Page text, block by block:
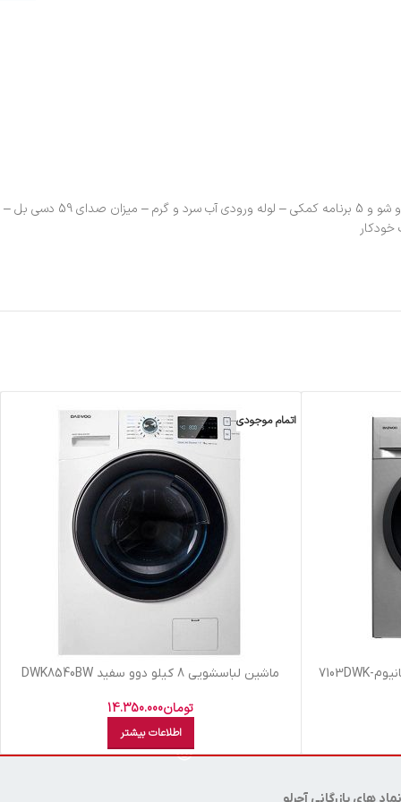
موتور پرقدرت با سرعت چرخش 1400 دور در دقیقه – دارای رتبه انرژی +++A – دارای سیستم قفل کودک – دارای صفحه نمایشگر LCD – دارای 16 برنامه اصلی شست و شو و 5 برنامه کمکی – لوله ورودی آب سرد و گرم – میزان صدای 59 دسی بل –
اتمام موجودی
ماشين لباسشويي 8 کيلو دوو سفيد DWK8540BW
تومان14.350.000
اطلاعات بیشتر